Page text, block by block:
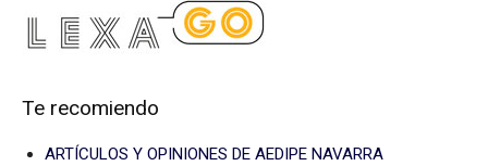
Te recomiendo
ARTÍCULOS Y OPINIONES DE AEDIPE NAVARRA